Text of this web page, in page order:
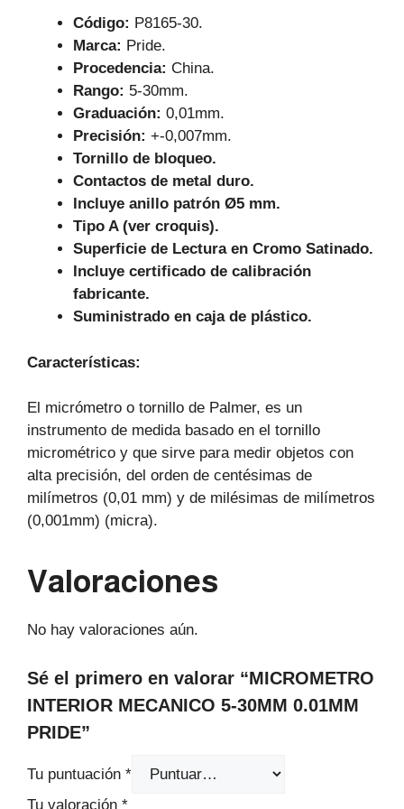
Código: P8165-30.
Marca: Pride.
Procedencia: China.
Rango: 5-30mm.
Graduación: 0,01mm.
Precisión: +-0,007mm.
Tornillo de bloqueo.
Contactos de metal duro.
Incluye anillo patrón Ø5 mm.
Tipo A (ver croquis).
Superficie de Lectura en Cromo Satinado.
Incluye certificado de calibración
fabricante.
Suministrado en caja de plástico.
Características:
El micrómetro o tornillo de Palmer, es un
instrumento de medida basado en el tornillo
micrométrico y que sirve para medir objetos con
alta precisión, del orden de centésimas de
milímetros (0,01 mm) y de milésimas de milímetros
(0,001mm) (micra).
Valoraciones
No hay valoraciones aún.
Sé el primero en valorar “MICROMETRO
INTERIOR MECANICO 5-30MM 0.01MM
PRIDE”
Tu puntuación *
Tu valoración *